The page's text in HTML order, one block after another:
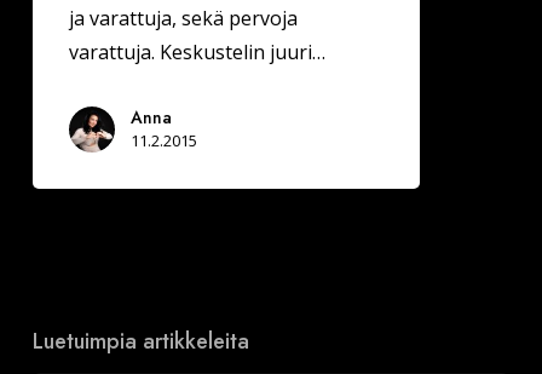
ja varattuja, sekä pervoja
varattuja. Keskustelin juuri…
Anna
11.2.2015
Luetuimpia artikkeleita